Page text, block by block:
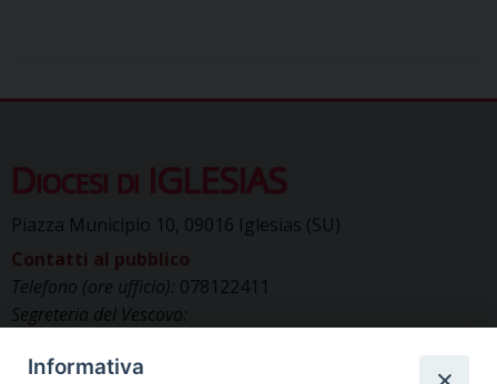
Diocesi di IGLESIAS
Piazza Municipio 10, 09016 Iglesias (SU)
Contatti al pubblico
Telefono (ore ufficio): 078122411
Segreteria del Vescovo:
Uffici di Curia:curia_iglesias@libero.it
Informativa